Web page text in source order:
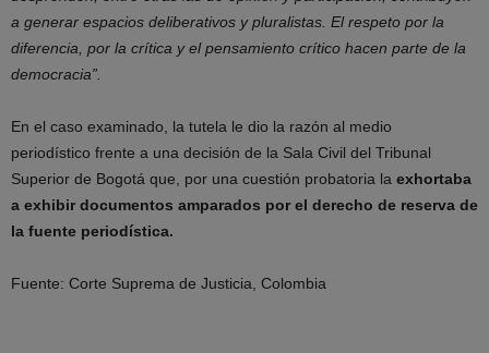
a generar espacios deliberativos y pluralistas. El respeto por la
diferencia, por la crítica y el pensamiento crítico hacen parte de la
democracia”.
En el caso examinado, la tutela le dio la razón al medio
periodístico frente a una decisión de la Sala Civil del Tribunal
Superior de Bogotá que, por una cuestión probatoria la exhortaba
a exhibir documentos amparados por el derecho de reserva de
la fuente periodística.
Fuente: Corte Suprema de Justicia, Colombia